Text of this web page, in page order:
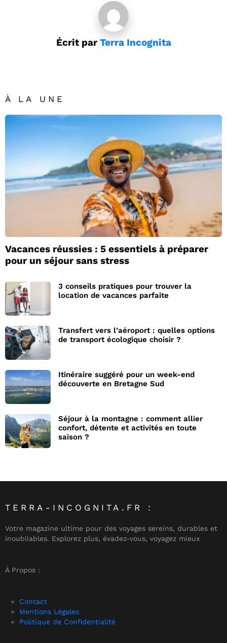
Écrit par Terra Incognita
À LA UNE
Vacances réussies : 5 essentiels à préparer
pour un séjour sans stress
3 conseils pratiques pour trouver la
location de vacances parfaite
Transfert vers l’aéroport : quelles options
de transport écologique choisir ?
Itinéraire suggéré pour un week-end
découverte en Bretagne Sud
Séjour à la montagne : comment allier
confort, détente et activités en toute
saison ?
TERRA-INCOGNITA.FR :
Votre magazine ultime pour des voyages sereins, durables et
inoubliables. Explorez plus, évadez-vous, voyagez mieux
À Propos :
Contact
Mentions Légales
Politique de Confidentialité